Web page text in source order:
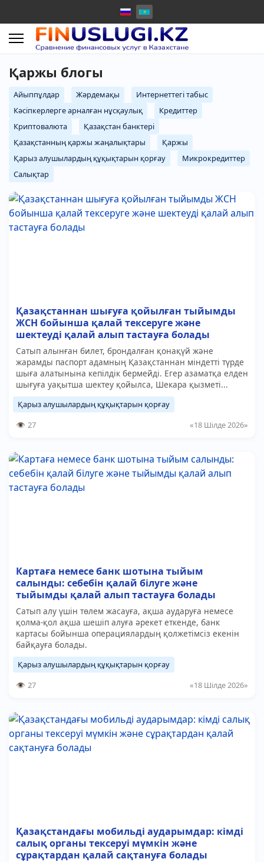
Қаржы блогы
Айыппұлдар Жәрдемақы
Интернеттегі табыс
Кәсіпкерлерге арналған нұсқаулық
Кредиттер
Криптовалюта
Қазақстан банктері
Қазақстанның қаржы жаңалықтары
Қаржы
Қарыз алушылардың құқықтарын қорғау
Микрокредиттер
Салықтар
Қазақстаннан шығуға қойылған тыйымды
ЖСН бойынша қалай тексеруге және
шектеуді қалай алып тастауға болады
Сатып алынған билет, брондалған қонақүй және
жарамды паспорт адамның Қазақстаннан міндетті түрде
шыға алатынына кепілдік бермейді. Егер азаматқа елден
шығуға уақытша шектеу қойылса, Шекара қызметі...
Қарыз алушылардың құқықтарын қорғау
27
«18 Шілде 2026»
Картаға немесе банк шотына тыйым
салынды: себебін қалай білуге және
тыйымды қалай алып тастауға болады
Сатып алу үшін төлем жасауға, ақша аударуға немесе
қолма-қол ақша шешіп алуға әрекет еткенде, банк
картасы бойынша операциялардың қолжетімсіз екенін
байқауға болады.
Қарыз алушылардың құқықтарын қорғау
27
«18 Шілде 2026»
Қазақстандағы мобильді аударымдар: кімді
салық органы тексеруі мүмкін және
сұрақтардан қалай сақтануға болады